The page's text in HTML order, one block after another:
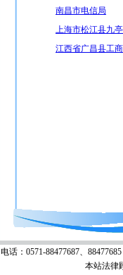
南昌市电信局
上海市松江县九
江西省广昌县工
电话：0571-88477687、
本站法律